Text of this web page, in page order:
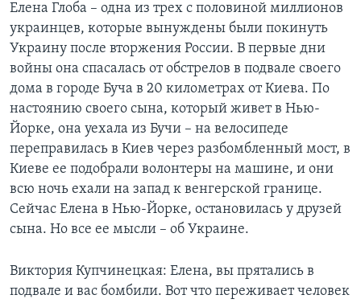
Елена Глоба – одна из трех с половиной миллионов
украинцев, которые вынуждены были покинуть
Украину после вторжения России. В первые дни
войны она спасалась от обстрелов в подвале своего
дома в городе Буча в 20 километрах от Киева. По
настоянию своего сына, который живет в Нью-
Йорке, она уехала из Бучи – на велосипеде
переправилась в Киев через разбомбленный мост, в
Киеве ее подобрали волонтеры на машине, и они
всю ночь ехали на запад к венгерской границе.
Сейчас Елена в Нью-Йорке, остановилась у друзей
сына. Но все ее мысли – об Украине.
Виктория Купчинецкая: Елена, вы прятались в
подвале и вас бомбили. Вот что переживает человек